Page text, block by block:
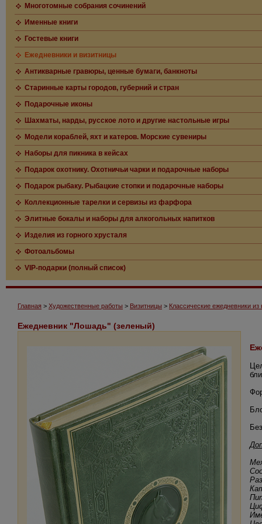
Многотомные собрания сочинений
Именные книги
Гостевые книги
Ежедневники и визитницы
Антикварные гравюры, ценные бумаги, банкноты
Старинные карты городов, губерний и стран
Подарочные иконы
Шахматы, нарды, русское лото и другие настольные игры
Модели кораблей, яхт и катеров. Морские сувениры
Наборы для пикника в кейсах
Подарок охотнику. Охотничьи чарки и подарочные наборы
Подарок рыбаку. Рыбацкие стопки и подарочные наборы
Коллекционные тарелки и сервизы из фарфора
Элитные бокалы и наборы для алкогольных напитков
Изделия из горного хрусталя
Фотоальбомы
VIP-подарки (полный список)
Главная > Художественные работы > Визитницы > Классические ежедневники
Ежедневник "Лошадь" (зеленый)